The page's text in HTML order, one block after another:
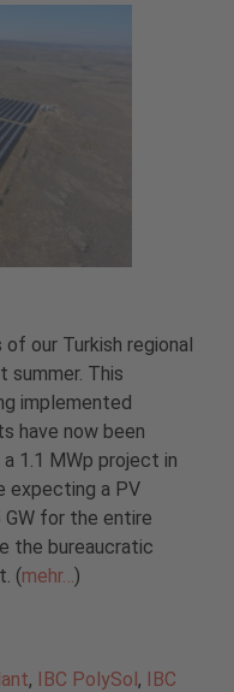
our Turkish regional
summer. This
implemented
have now been
1.1 MWp project in
expecting a PV
GW for the entire
the bureaucratic
(mehr…)
, IBC PolySol, IBC